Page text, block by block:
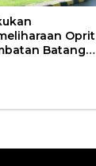
Oprit
Batang
Binjai–Langsa